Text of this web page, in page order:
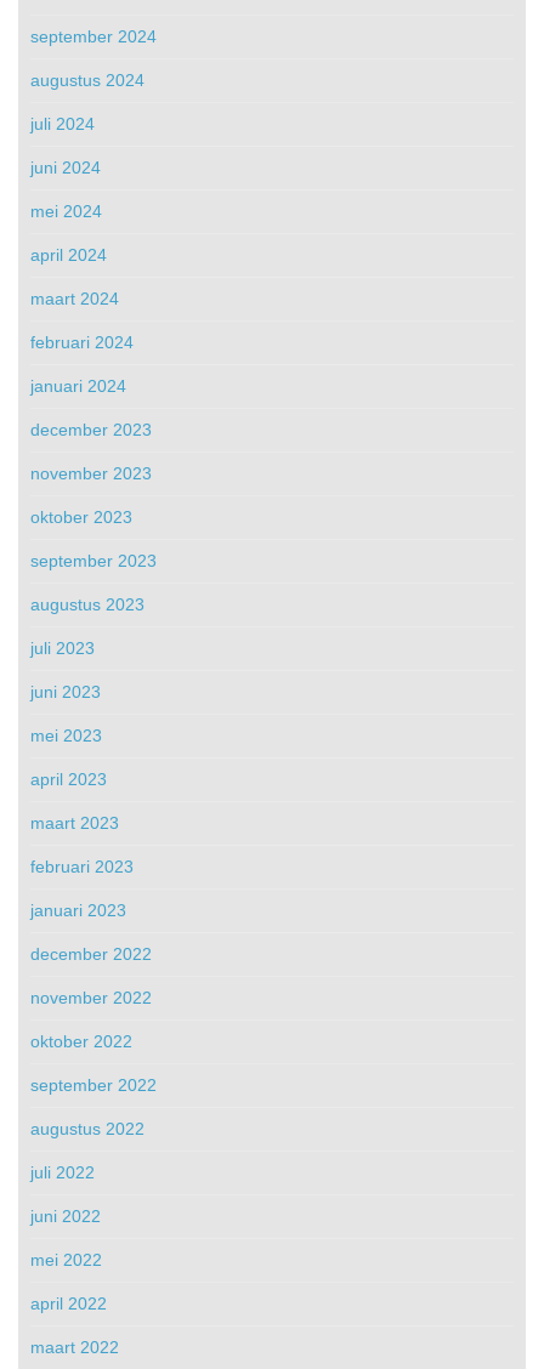
september 2024
augustus 2024
juli 2024
juni 2024
mei 2024
april 2024
maart 2024
februari 2024
januari 2024
december 2023
november 2023
oktober 2023
september 2023
augustus 2023
juli 2023
juni 2023
mei 2023
april 2023
maart 2023
februari 2023
januari 2023
december 2022
november 2022
oktober 2022
september 2022
augustus 2022
juli 2022
juni 2022
mei 2022
april 2022
maart 2022